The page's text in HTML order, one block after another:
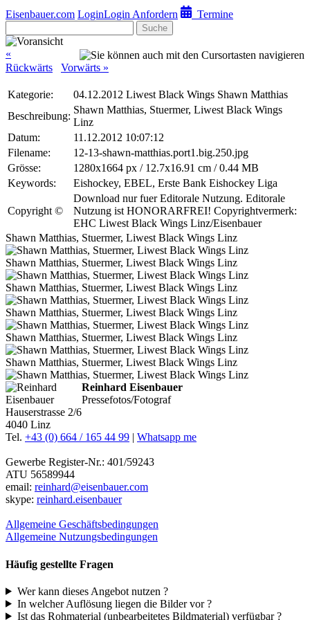
Eisenbauer.com LoginLogin Anfordern Termine
Suche
«
Rückwärts
Vorwärts »
Kategorie:
04.12.2012 Liwest Black Wings Shawn Matthias
Beschreibung:
Shawn Matthias, Stuermer, Liwest Black Wings
Linz
Datum:
11.12.2012 10:07:12
Filename:
12-13-shawn-matthias.port1.big.250.jpg
Grösse:
1280x1664 px / 12.7x16.91 cm / 0.44 MB
Keywords:
Eishockey, EBEL, Erste Bank Eishockey Liga
Copyright ©
Download nur fuer Editorale Nutzung. Editorale
Nutzung ist HONORARFREI! Copyrightvermerk:
EHC Liwest Black Wings Linz/Eisenbauer
Shawn Matthias, Stuermer, Liwest Black Wings Linz
Shawn Matthias, Stuermer, Liwest Black Wings Linz
Shawn Matthias, Stuermer, Liwest Black Wings Linz
Shawn Matthias, Stuermer, Liwest Black Wings Linz
Shawn Matthias, Stuermer, Liwest Black Wings Linz
Shawn Matthias, Stuermer, Liwest Black Wings Linz
Reinhard Eisenbauer
Pressefotos/Fotograf
Hauserstrasse 2/6
4040 Linz
Tel. +43 (0) 664 / 165 44 99 | Whatsapp me
Gewerbe Register-Nr.: 401/59243
ATU 56589944
email: reinhard@eisenbauer.com
skype: reinhard.eisenbauer
Allgemeine Geschäftsbedingungen
Allgemeine Nutzungsbedingungen
Häufig gestellte Fragen
Wer kann dieses Angebot nutzen ?
In welcher Auflösung liegen die Bilder vor ?
Ist das Rohmaterial (unbearbeitetes Bildmaterial) verfügbar ?